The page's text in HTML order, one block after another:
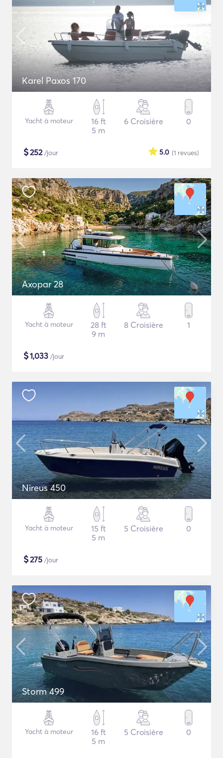
Karel Paxos 170
Yacht à moteur
16 ft
5 m
6 Croisière 0
$252/jour (1 revues)
5.0
Axopar 28
Yacht à moteur
28 ft
9 m
8 Croisière 1
$1,033 /jour
Nireus 450
Yacht à moteur
15 ft
5 m
5 Croisière 0
$275 /jour
Storm 499
Yacht à moteur
16 ft
5 m
5 Croisière 0